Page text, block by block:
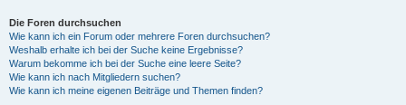
Die Foren durchsuchen
Wie kann ich ein Forum oder mehrere Foren durchsuchen?
Weshalb erhalte ich bei der Suche keine Ergebnisse?
Warum bekomme ich bei der Suche eine leere Seite?
Wie kann ich nach Mitgliedern suchen?
Wie kann ich meine eigenen Beiträge und Themen finden?